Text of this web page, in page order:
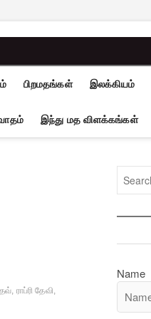
பிறமதங்கள் இலக்கியம்
இந்து மத விளக்கங்கள்
ராப்ரி தேவி,
Name